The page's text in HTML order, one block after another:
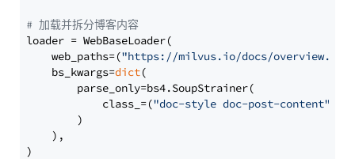
# 加载并拆分博客内容
loader = WebBaseLoader(
    web_paths=(
"https://milvus.io/docs/overview.md"
    bs_kwargs=
dict(
        parse_only=bs4.SoupStrainer(
            class_=(
"doc-style doc-post-content"
        )
    ),
)